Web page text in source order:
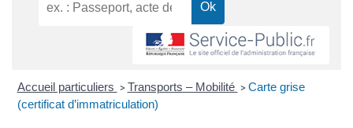
Accueil particuliers > Transports – Mobilité > Carte grise
(certificat d’immatriculation)